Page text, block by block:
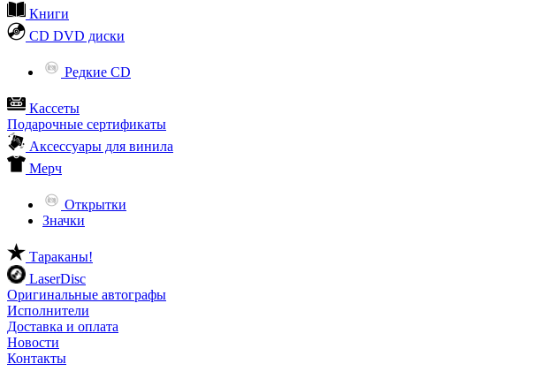
Книги
CD DVD диски
Редкие CD
Кассеты
Подарочные сертификаты
Аксессуары для винила
Мерч
Открытки
Значки
Тараканы!
LaserDisc
Оригинальные автографы
Исполнители
Доставка и оплата
Новости
Контакты